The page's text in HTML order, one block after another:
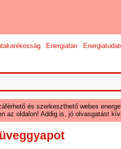
Energiatan
és szerkeszthető webes
az oldalon! Addig is, jó olvasgatást